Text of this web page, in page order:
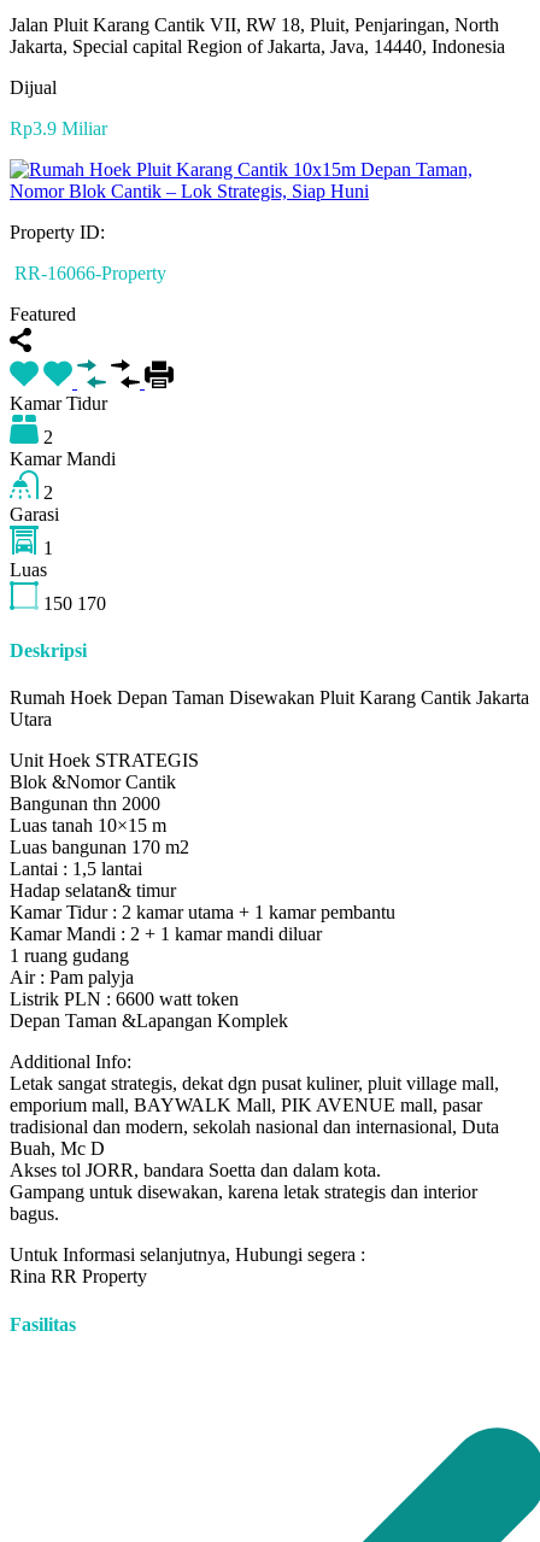
Jalan Pluit Karang Cantik VII, RW 18, Pluit, Penjaringan, North
Jakarta, Special capital Region of Jakarta, Java, 14440, Indonesia
Dijual
Rp3.9 Miliar
Property ID:
RR-16066-Property
Featured
Kamar Tidur
2
Kamar Mandi
2
Garasi
1
Luas
150 170
Deskripsi
Rumah Hoek Depan Taman Disewakan Pluit Karang Cantik Jakarta
Utara
Unit Hoek STRATEGIS
Blok &Nomor Cantik
Bangunan thn 2000
Luas tanah 10×15 m
Luas bangunan 170 m2
Lantai : 1,5 lantai
Hadap selatan& timur
Kamar Tidur : 2 kamar utama + 1 kamar pembantu
Kamar Mandi : 2 + 1 kamar mandi diluar
1 ruang gudang
Air : Pam palyja
Listrik PLN : 6600 watt token
Depan Taman &Lapangan Komplek
Additional Info:
Letak sangat strategis, dekat dgn pusat kuliner, pluit village mall,
emporium mall, BAYWALK Mall, PIK AVENUE mall, pasar
tradisional dan modern, sekolah nasional dan internasional, Duta
Buah, Mc D
Akses tol JORR, bandara Soetta dan dalam kota.
Gampang untuk disewakan, karena letak strategis dan interior
bagus.
Untuk Informasi selanjutnya, Hubungi segera :
Rina RR Property
Fasilitas